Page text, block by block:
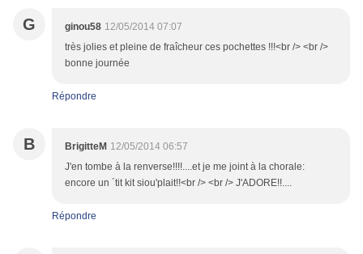
G ginou58 12/05/2014 07:07
très jolies et pleine de fraîcheur ces pochettes !!!<br /> <br />
bonne journée
Répondre
B BrigitteM 12/05/2014 06:57
J'en tombe à la renverse!!!!....et je me joint à la chorale:
encore un ´tit kit siou'plait!!<br /> <br /> J'ADORE!!....
Répondre